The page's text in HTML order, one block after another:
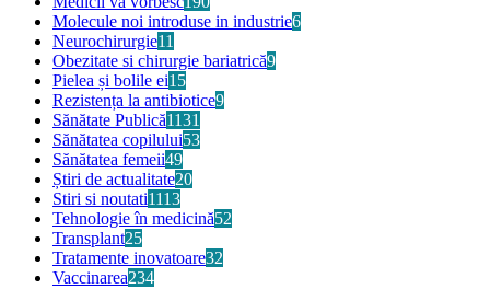
Molecule noi introduse in industrie6
Neurochirurgie11
Obezitate si chirurgie bariatrică9
Pielea și bolile ei15
Rezistența la antibiotice9
Sănătate Publică1131
Sănătatea copilului53
Sănătatea femeii49
Știri de actualitate20
Stiri si noutati1113
Tehnologie în medicină52
Transplant25
Tratamente inovatoare32
Vaccinarea234